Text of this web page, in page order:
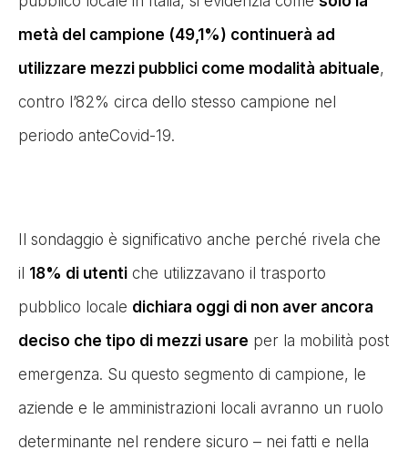
metà del campione (49,1%) continuerà ad
utilizzare mezzi pubblici come modalità abituale,
contro l’82% circa dello stesso campione nel
periodo anteCovid-19.
Il sondaggio è significativo anche perché rivela che
il 18% di utenti che utilizzavano il trasporto
pubblico locale dichiara oggi di non aver ancora
deciso che tipo di mezzi usare per la mobilità post
emergenza. Su questo segmento di campione, le
aziende e le amministrazioni locali avranno un ruolo
determinante nel rendere sicuro – nei fatti e nella